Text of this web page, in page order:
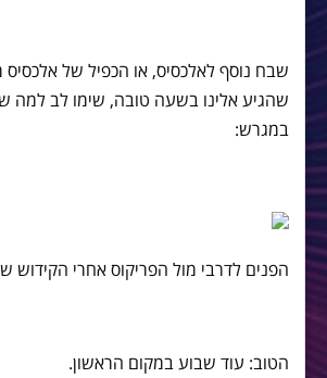
שבח נוסף לאלכסיס, או הכפיל של אלכסיס
שהגיע אלינו בשעה טובה, שימו לב
במגרש:
הפנים לדרבי מול הפריקוס אחרי הקידוש
הטוב: עוד שבוע במקום הראשון.